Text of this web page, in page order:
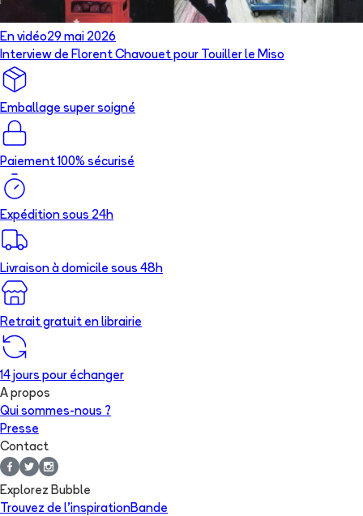
En vidéo29 mai 2026
Interview de Florent Chavouet pour Touiller le Miso
Emballage super soigné
Paiement 100% sécurisé
Expédition sous 24h
Livraison à domicile sous 48h
Retrait gratuit en librairie
14 jours pour échanger
A propos
Qui sommes-nous ?
Presse
Contact
Explorez Bubble
Trouvez de l'inspirationBande